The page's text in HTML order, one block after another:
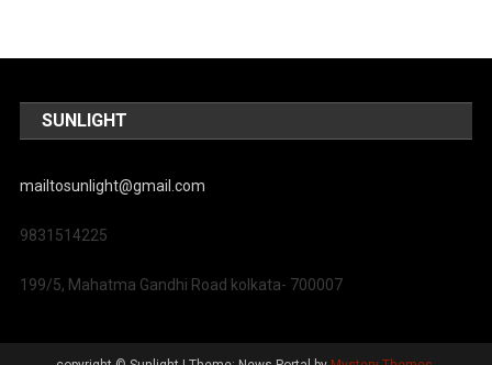
SUNLIGHT
mailtosunlight@gmail.com
9831514225
199/5, Mahatma Gandhi Road kolkata- 700007